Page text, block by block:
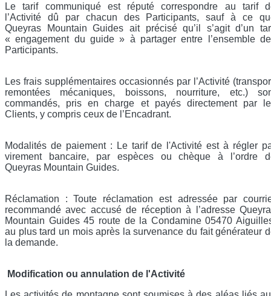
Le tarif communiqué est réputé correspondre au tarif
l’Activité dû par chacun des Participants, sauf à ce
Queyras Mountain Guides ait précisé qu’il s’agit d’un
« engagement du guide » à partager entre l’ensemble
Participants.
Les frais supplémentaires occasionnés par l’Activité
remontées mécaniques, boissons, nourriture, etc.)
commandés, pris en charge et payés directement par
Clients, y compris ceux de l’Encadrant.
Modalités de paiement : Le tarif de l'Activité est à régler
virement bancaire, par espèces ou chèque à l’ordre
Queyras Mountain Guides.
Réclamation : Toute réclamation est adressée par
recommandé avec accusé de réception à l’adresse
Mountain Guides 45 route de la Condamine 05470
au plus tard un mois après la survenance du fait générateur
la demande.
Modification ou annulation de l'Activité